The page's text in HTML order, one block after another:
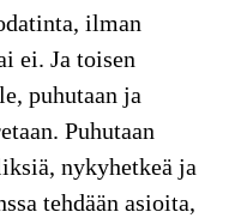
ilman
ei. Ja toisen
puhutaan ja
Puhutaan
nykyhetkeä ja
tehdään asioita,